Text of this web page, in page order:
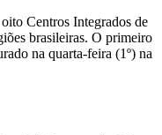
Centros Integrados de
brasileiras. O primeiro
na quarta-feira (1º) na